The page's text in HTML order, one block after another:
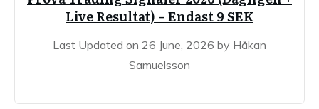
Live Resultat) – Endast 9 SEK
Last Updated on 26 June, 2026 by Håkan
Samuelsson